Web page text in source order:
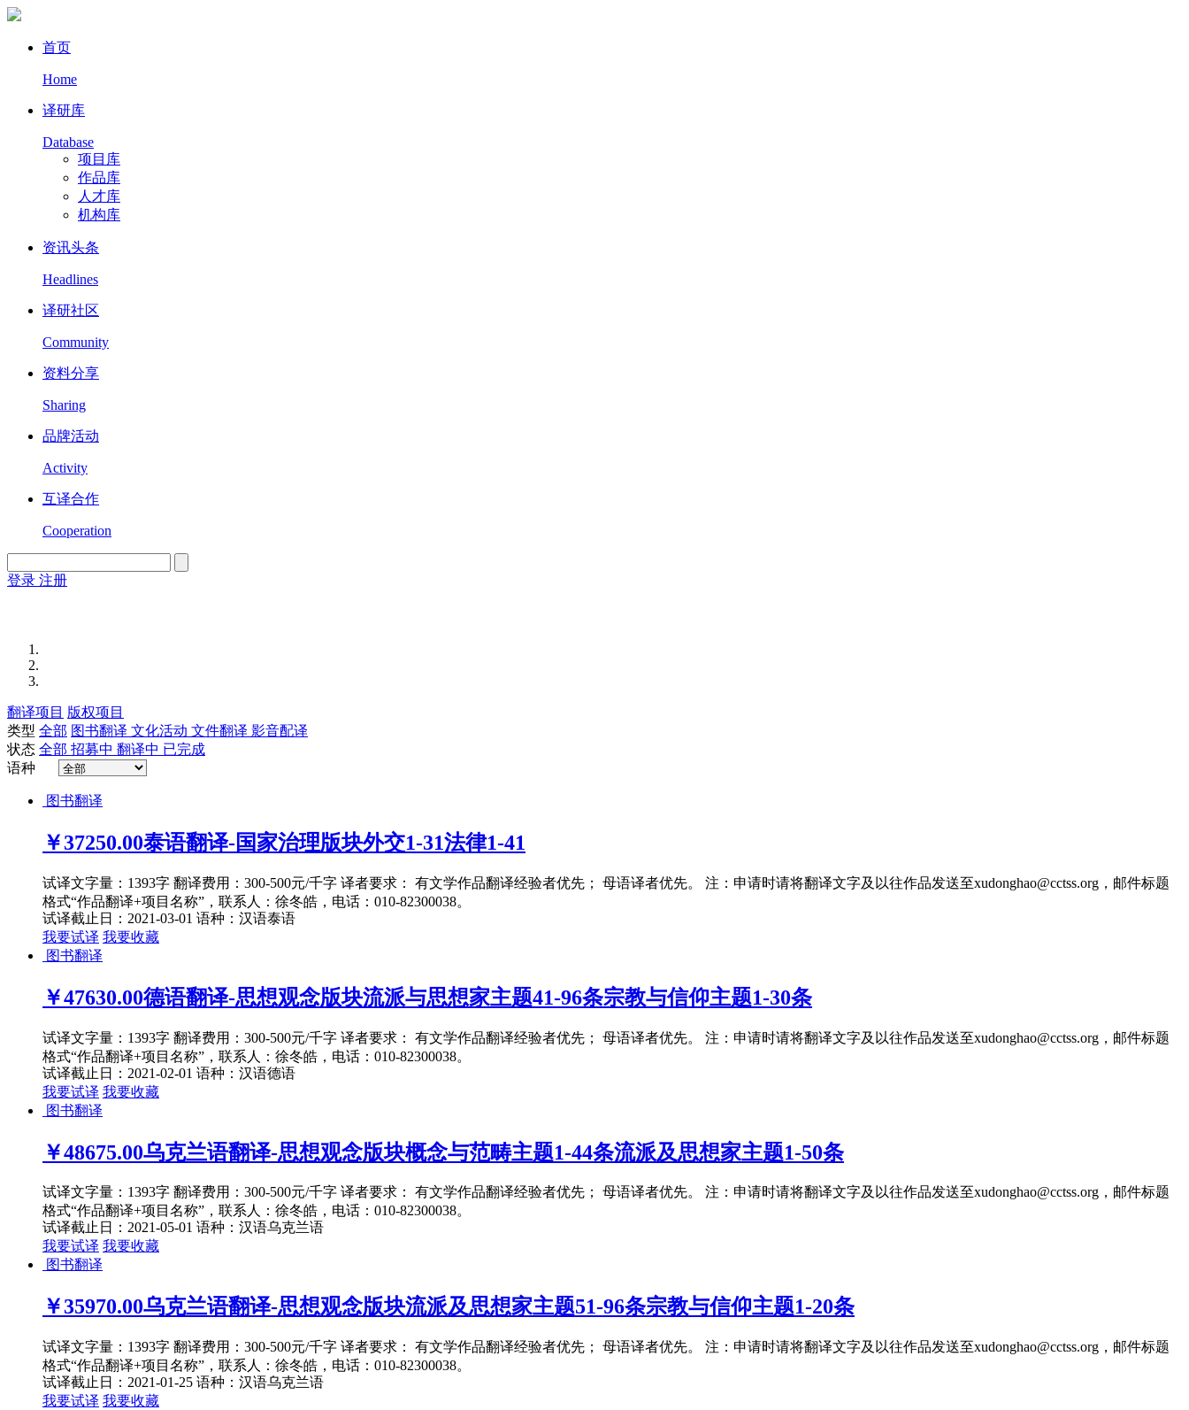
首页
Home
译研库
Database
项目库
作品库
人才库
机构库
资讯头条
Headlines
译研社区
Community
资料分享
Sharing
品牌活动
Activity
互译合作
Cooperation
登录 注册
翻译项目 版权项目
类型 全部 图书翻译 文化活动 文件翻译 影音配译
状态 全部 招募中 翻译中 已完成
语种
图书翻译
￥37250.00泰语翻译-国家治理版块外交1-31法律1-41
试译文字量：1393字 翻译费用：300-500元/千字 译者要求： 有文学作品翻译经验者优先； 母语译者优先。 注：申请时请将翻译文字及以往作品发送至xudonghao@cctss.org，邮件标题
格式“作品翻译+项目名称”，联系人：徐冬皓，电话：010-82300038。
试译截止日：2021-03-01 语种：汉语泰语
我要试译 我要收藏
图书翻译
￥47630.00德语翻译-思想观念版块流派与思想家主题41-96条宗教与信仰主题1-30条
试译文字量：1393字 翻译费用：300-500元/千字 译者要求： 有文学作品翻译经验者优先； 母语译者优先。 注：申请时请将翻译文字及以往作品发送至xudonghao@cctss.org，邮件标题
格式“作品翻译+项目名称”，联系人：徐冬皓，电话：010-82300038。
试译截止日：2021-02-01 语种：汉语德语
我要试译 我要收藏
图书翻译
￥48675.00乌克兰语翻译-思想观念版块概念与范畴主题1-44条流派及思想家主题1-50条
试译文字量：1393字 翻译费用：300-500元/千字 译者要求： 有文学作品翻译经验者优先； 母语译者优先。 注：申请时请将翻译文字及以往作品发送至xudonghao@cctss.org，邮件标题
格式“作品翻译+项目名称”，联系人：徐冬皓，电话：010-82300038。
试译截止日：2021-05-01 语种：汉语乌克兰语
我要试译 我要收藏
图书翻译
￥35970.00乌克兰语翻译-思想观念版块流派及思想家主题51-96条宗教与信仰主题1-20条
试译文字量：1393字 翻译费用：300-500元/千字 译者要求： 有文学作品翻译经验者优先； 母语译者优先。 注：申请时请将翻译文字及以往作品发送至xudonghao@cctss.org，邮件标题
格式“作品翻译+项目名称”，联系人：徐冬皓，电话：010-82300038。
试译截止日：2021-01-25 语种：汉语乌克兰语
我要试译 我要收藏